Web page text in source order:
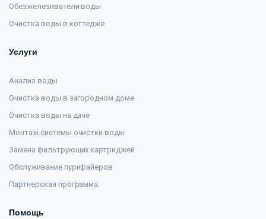
Обезжелезиватели воды
Очистка воды в коттедже
Услуги
Анализ воды
Очистка воды в загородном доме
Очистка воды на даче
Монтаж системы очистки воды
Замена фильтрующих картриджей
Обслуживание пурифайеров
Партнерская программа
Помощь